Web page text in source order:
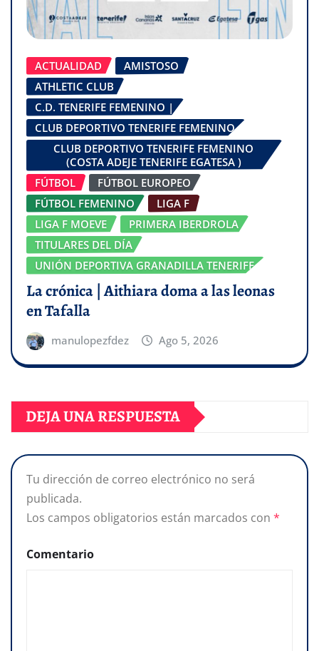
ACTUALIDAD
AMISTOSO
ATHLETIC CLUB
C.D. TENERIFE FEMENINO |
CLUB DEPORTIVO TENERIFE FEMENINO
CLUB DEPORTIVO TENERIFE FEMENINO
(COSTA ADEJE TENERIFE EGATESA )
FÚTBOL
FÚTBOL EUROPEO
FÚTBOL FEMENINO
LIGA F
LIGA F MOEVE
PRIMERA IBERDROLA
TITULARES DEL DÍA
UNIÓN DEPORTIVA GRANADILLA TENERIFE
La crónica | Aithiara doma a las leonas
en Tafalla
manulopezfdez Ago 5, 2026
DEJA UNA RESPUESTA
Tu dirección de correo electrónico no será
publicada.
Los campos obligatorios están marcados con *
Comentario